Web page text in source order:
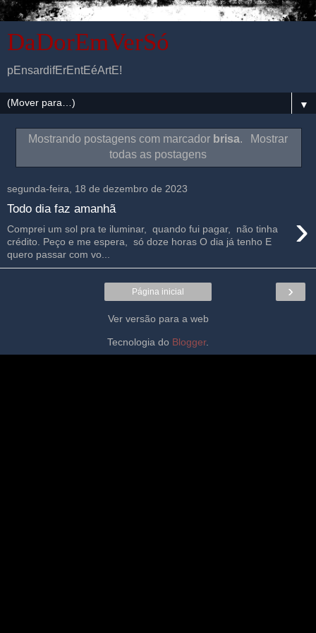
DaDorEmVerSó
pEnsardifErEntEéArtE!
▼
Mostrando postagens com marcador brisa.
Mostrar
todas as postagens
segunda-feira, 18 de dezembro de 2023
Todo dia faz amanhã ›
Comprei um sol pra te iluminar, quando fui pagar, não tinha
crédito. Peço e me espera, só doze horas O dia já tenho E
quero passar com vo...
›
Página inicial
Ver versão para a web
Tecnologia do Blogger.